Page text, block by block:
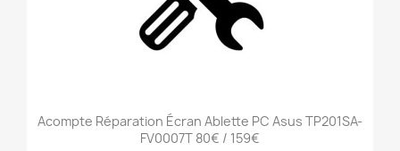
Acompte Réparation Écran Ablette PC Asus TP201SA-
FV0007T 80€ / 159€